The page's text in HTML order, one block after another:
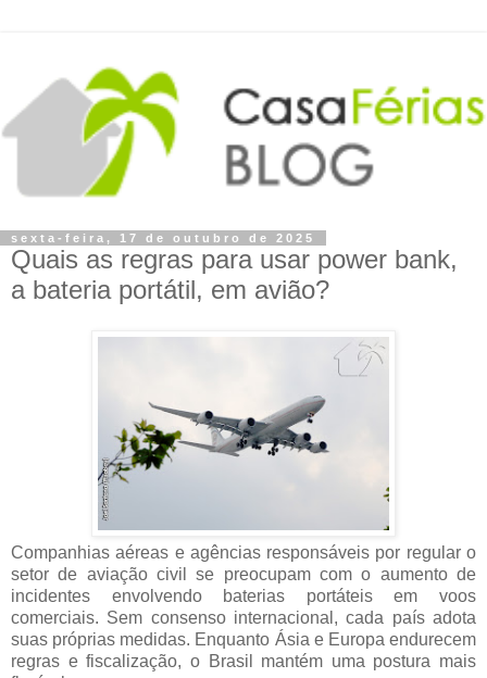
sexta-feira, 17 de outubro de 2025
Quais as regras para usar power bank,
a bateria portátil, em avião?
Companhias aéreas e agências responsáveis por regular o
setor de aviação civil se preocupam com o aumento de
incidentes envolvendo baterias portáteis em voos
comerciais. Sem consenso internacional, cada país adota
suas próprias medidas. Enquanto Ásia e Europa endurecem
regras e fiscalização, o Brasil mantém uma postura mais